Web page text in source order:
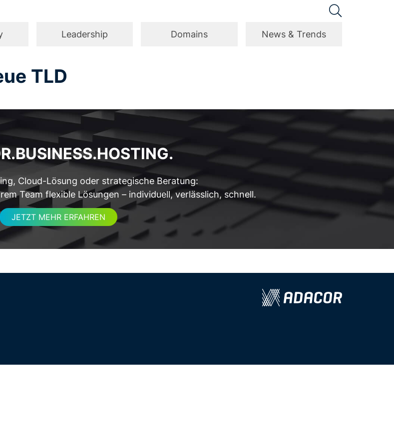
Leadership Domains News & Trends
TLD
BUSINESS.HOSTING.
Cloud-Lösung oder strategische Beratung:
Team flexible Lösungen – individuell, verlässlich, schnell.
JETZT MEHR ERFAHREN